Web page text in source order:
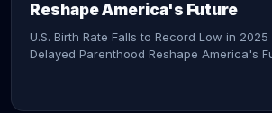
Reshape America's Future
U.S. Birth Rate Falls to Record Low in
Delayed Parenthood Reshape America's